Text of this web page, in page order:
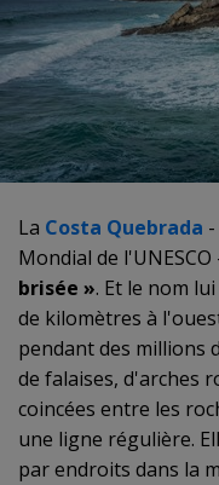
La Costa Quebrada
Mondial de
brisée ». Et le nom
de kilomètres à
pendant des millions
de falaises, d'arches
coincées entre les
une ligne régulière.
par endroits dans la